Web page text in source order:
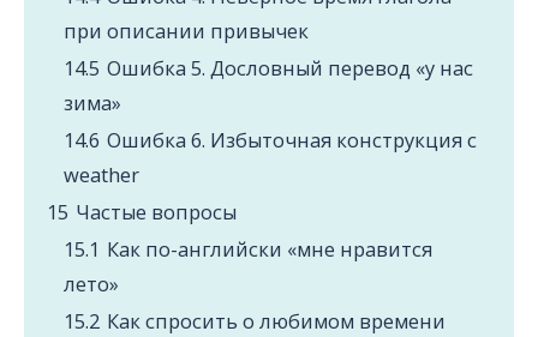
при описании привычек
14.5 Ошибка 5. Дословный перевод «у нас
зима»
14.6 Ошибка 6. Избыточная конструкция с
weather
15 Частые вопросы
15.1 Как по-английски «мне нравится
лето»
15.2 Как спросить о любимом времени